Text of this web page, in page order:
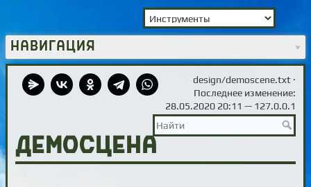
Навигация
design/demoscene.txt·
Последнее изменение:
28.05.2020 20:11 — 127.0.0.1
Демосцена